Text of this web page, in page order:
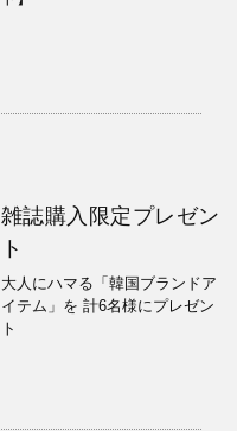
雑誌購入限定プレゼン
ト
大人にハマる「韓国ブランドア
イテム」を 計6名様にプレゼン
ト